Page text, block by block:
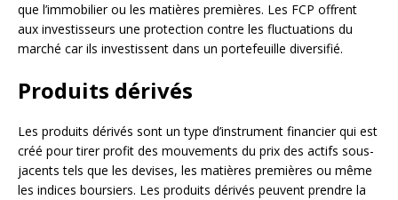
que l’immobilier ou les matières premières. Les FCP offrent
aux investisseurs une protection contre les fluctuations du
marché car ils investissent dans un portefeuille diversifié.
Produits dérivés
Les produits dérivés sont un type d’instrument financier qui est
créé pour tirer profit des mouvements du prix des actifs sous-
jacents tels que les devises, les matières premières ou même
les indices boursiers. Les produits dérivés peuvent prendre la